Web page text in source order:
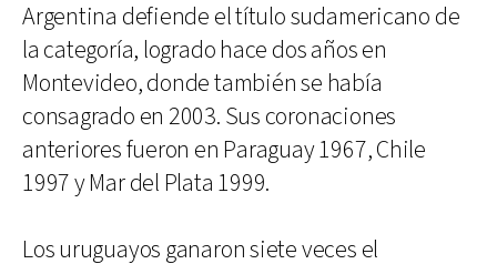
Argentina defiende el título sudamericano de
la categoría, logrado hace dos años en
Montevideo, donde también se había
consagrado en 2003. Sus coronaciones
anteriores fueron en Paraguay 1967, Chile
1997 y Mar del Plata 1999.
Los uruguayos ganaron siete veces el